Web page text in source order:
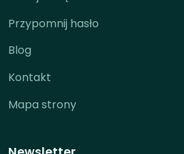
Przypomnij hasło
Blog
Kontakt
Mapa strony